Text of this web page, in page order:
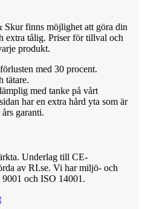
finns möjlighet att göra din
extra tålig. Priser för tillval och
produkt.
med 30 procent.
tätare.
med tanke på vårt
har en extra hård yta som är
garanti.
Underlag till CE-
av RI.se. Vi har miljö- och
och ISO 14001.